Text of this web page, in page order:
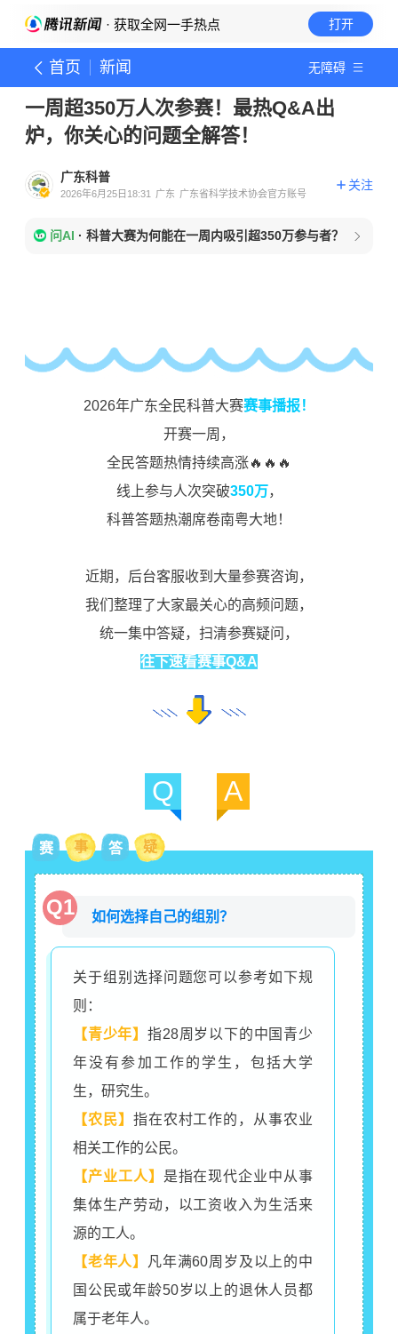
· 获取全网一手热点 打开
首页 新闻 无障碍
一周超350万人次参赛！最热Q&A出
炉，你关心的问题全解答！
广东科普
2026年6月25日18:31 广东 广东省科学技术协会官方账号
关注
问AI · 科普大赛为何能在一周内吸引超350万参与者？
2026年广东全民科普大赛赛事播报！
开赛一周，
全民答题热情持续高涨🔥🔥🔥
线上参与人次突破350万，
科普答题热潮席卷南粤大地！
近期，后台客服收到大量参赛咨询，
我们整理了大家最关心的高频问题，
统一集中答疑，扫清参赛疑问，
往下速看赛事Q&A
Q A
赛 事 答 疑
Q1 如何选择自己的组别？
关于组别选择问题您可以参考如下规
则：
【青少年】指28周岁以下的中国青少
年没有参加工作的学生，包括大学
生，研究生。
【农民】 指在农村工作的，从事农业
相关工作的公民。
【产业工人】 是指在现代企业中从事
集体生产劳动，以工资收入为生活来
源的工人。
【老年人】
凡年满60周岁及以上的中
国公民或年龄50岁以上的退休人员都
属于老年人。